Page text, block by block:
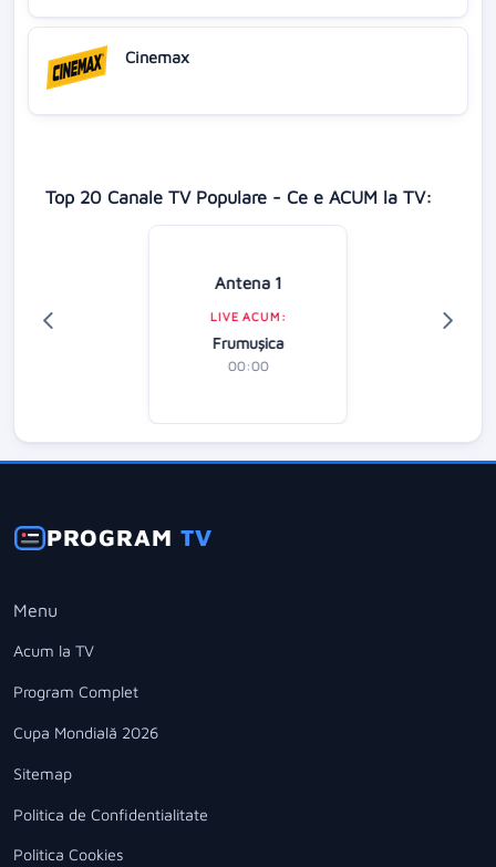
Cinemax
Top 20 Canale TV Populare - Ce e ACUM la TV:
Antena 1
LIVE ACUM:
Frumușica
00:00
PROGRAMTV
Menu
Acum la TV
Program Complet
Cupa Mondială 2026
Sitemap
Politica de Confidentialitate
Politica Cookies